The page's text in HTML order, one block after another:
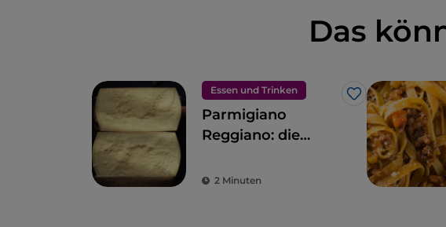
Das
Essen und Trinken
Like
Parmigiano
Reggiano: die
2 Minuten